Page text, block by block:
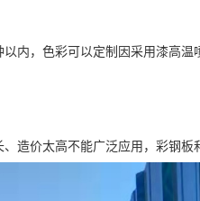
内，色彩可以定制因采用漆高
造价太高不能广泛应用，彩钢板